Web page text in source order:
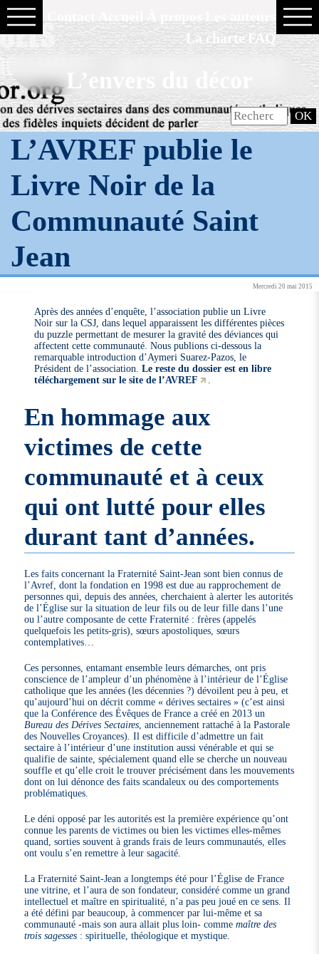
La charte FAQ
L’envers du décor
L’AVREF publie le
Livre Noir de la
Communauté Saint
Jean
Mercredi 20 mai 2015
Après des années d’enquête, l’association publie un Livre
Noir sur la CSJ, dans lequel apparaissent les différentes pièces
du puzzle permettant de mesurer la gravité des déviances qui
affectent cette communauté. Nous publions ci-dessous la
remarquable introduction d’Aymeri Suarez-Pazos, le
Président de l’association.Le reste du dossier est en libre
téléchargement sur le site de l’AVREF
En hommage aux
victimes de cette
communauté et à ceux
qui ont lutté pour elles
durant tant d’années.
Les faits concernant la Fraternité Saint-Jean sont bien connus de
l’Avref, dont la fondation en 1998 est due au rapprochement de
personnes qui, depuis des années, cherchaient à alerter les autorités
de l’Église sur la situation de leur fils ou de leur fille dans l’une
ou l’autre composante de cette Fraternité : frères (appelés
quelquefois les petits-gris), sœurs apostoliques, sœurs
contemplatives…
Ces personnes, entamant ensemble leurs démarches, ont pris
conscience de l’ampleur d’un phénomène à l’intérieur de l’Église
catholique que les années (les décennies ?) dévoilent peu à peu, et
qu’aujourd’hui on décrit comme « dérives sectaires » (c’est ainsi
que la Conférence des Évêques de France a créé en 2013 un
Bureau des Dérives Sectaires , anciennement rattaché à la Pastorale
des Nouvelles Croyances). Il est difficile d’admettre un fait
sectaire à l’intérieur d’une institution aussi vénérable et qui se
qualifie de sainte, spécialement quand elle se cherche un nouveau
souffle et qu’elle croit le trouver précisément dans les mouvements
dont on lui dénonce des faits scandaleux ou des comportements
problématiques.
Le déni opposé par les autorités est la première expérience qu’ont
connue les parents de victimes ou bien les victimes elles-mêmes
quand, sorties souvent à grands frais de leurs communautés, elles
ont voulu s’en remettre à leur sagacité.
La Fraternité Saint-Jean a longtemps été pour l’Église de France
une vitrine, et l’aura de son fondateur, considéré comme un grand
intellectuel et maître en spiritualité, n’a pas peu joué en ce sens. Il
a été défini par beaucoup, à commencer par lui-même et sa
communauté -mais son aura allait plus loin- commemaître des
trois sagesses : spirituelle, théologique et mystique.